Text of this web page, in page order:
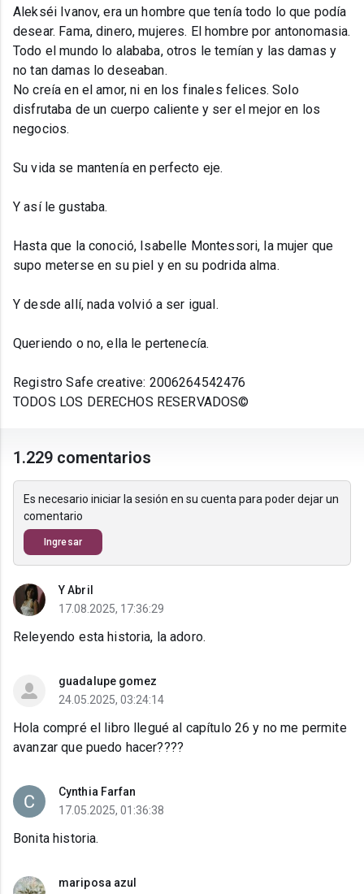
Alekséi Ivanov, era un hombre que tenía todo lo que podía
desear. Fama, dinero, mujeres. El hombre por antonomasia.
Todo el mundo lo alababa, otros le temían y las damas y
no tan damas lo deseaban.
No creía en el amor, ni en los finales felices. Solo
disfrutaba de un cuerpo caliente y ser el mejor en los
negocios.
Su vida se mantenía en perfecto eje.
Y así le gustaba.
Hasta que la conoció, Isabelle Montessori, la mujer que
supo meterse en su piel y en su podrida alma.
Y desde allí, nada volvió a ser igual.
Queriendo o no, ella le pertenecía.
Registro Safe creative: 2006264542476
TODOS LOS DERECHOS RESERVADOS©
1.229 comentarios
Es necesario iniciar la sesión en su cuenta para poder dejar un
comentario
Ingresar
Y Abril
17.08.2025, 17:36:29
Releyendo esta historia, la adoro.
guadalupe gomez
24.05.2025, 03:24:14
Hola compré el libro llegué al capítulo 26 y no me permite
avanzar que puedo hacer????
Cynthia Farfan
17.05.2025, 01:36:38
Bonita historia.
mariposa azul